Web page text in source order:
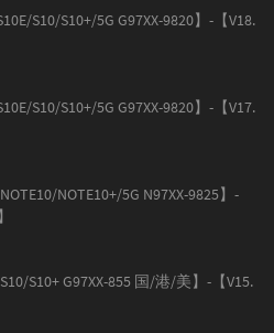
论
章
S10/S10+/5G G97XX-9820】-【V18.
S10/S10+/5G G97XX-9820】-【V17.
NOTE10+/5G N97XX-9825】-
S10+ G97XX-855 国/港/美】-【V15.